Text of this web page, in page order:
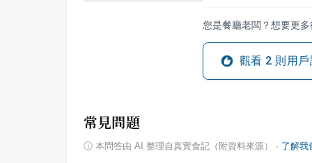
您是餐廳老闆？想要更
觀看 2 則用
常見問題
ⓘ 本問答由 AI 整理自真實食記（附資料來源） · 了解我